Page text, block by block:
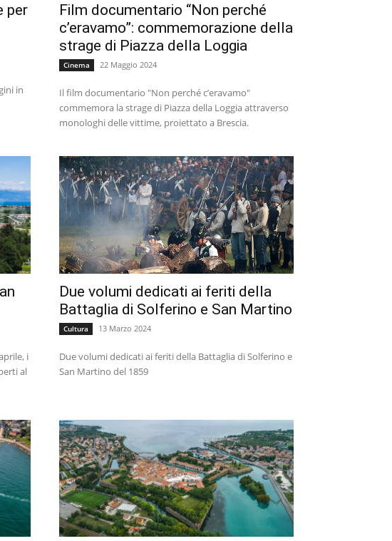
per
in
Film documentario “Non perché
c’eravamo”: commemorazione della
strage di Piazza della Loggia
Cinema 22 Maggio 2024
Il film documentario "Non perché c’eravamo"
commemora la strage di Piazza della Loggia attraverso
monologhi delle vittime, proiettato a Brescia.
i
al
Due volumi dedicati ai feriti della
Battaglia di Solferino e San Martino
Cultura 13 Marzo 2024
Due volumi dedicati ai feriti della Battaglia di Solferino e
San Martino del 1859